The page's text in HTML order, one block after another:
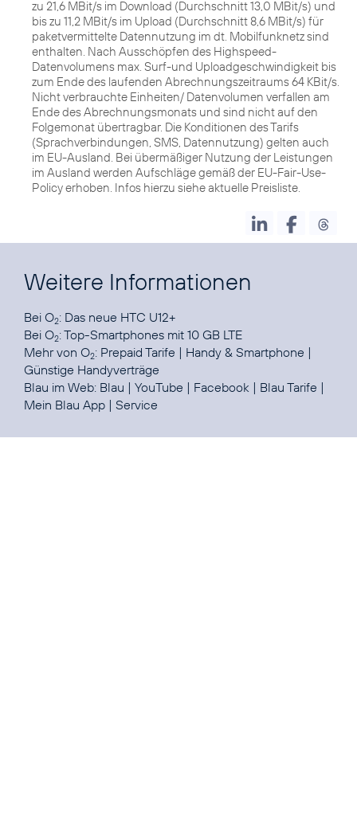
zu 21,6 MBit/s im Download (Durchschnitt 13,0 MBit/s) und
bis zu 11,2 MBit/s im Upload (Durchschnitt 8,6 MBit/s) für
paketvermittelte Datennutzung im dt. Mobilfunknetz sind
enthalten. Nach Ausschöpfen des Highspeed-
Datenvolumens max. Surf-und Uploadgeschwindigkeit bis
zum Ende des laufenden Abrechnungszeitraums 64 KBit/s.
Nicht verbrauchte Einheiten/ Datenvolumen verfallen am
Ende des Abrechnungsmonats und sind nicht auf den
Folgemonat übertragbar. Die Konditionen des Tarifs
(Sprachverbindungen, SMS, Datennutzung) gelten auch
im EU-Ausland. Bei übermäßiger Nutzung der Leistungen
im Ausland werden Aufschläge gemäß der EU-Fair-Use-
Policy erhoben. Infos hierzu siehe aktuelle Preisliste.
Weitere Informationen
Bei O2: Das neue HTC U12+
Bei O2:Top-Smartphones mit 10 GB LTE
Mehr von O2: Prepaid Tarife | Handy & Smartphone |
Günstige Handyverträge
Blau im Web: Blau | YouTube | Facebook | Blau Tarife |
Mein Blau App | Service